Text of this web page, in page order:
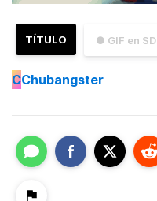
● GIF en SD
TÍTULO
CChubangster